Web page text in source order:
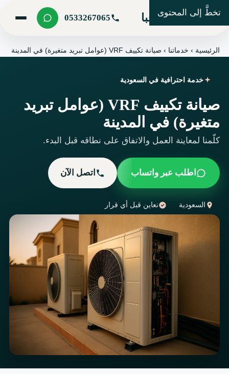
تخطَّ إلى المحتوى
شركة مرحبا 0533267065
الرئيسية › خدماتنا ›صيانة تكييف VRF (عوامل تبريد متغيرة) في المدينة
خدمة احترافية في السعودية
صيانة تكييف VRF (عوامل تبريد
متغيرة) في المدينة
كلّمنا لمعاينة العمل والاتفاق على نطاقه قبل البدء.
اطلب عبر واتساب اتصل الآن
السعودية نعاين قبل أي قرار